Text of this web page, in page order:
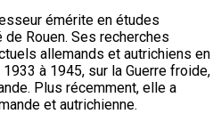
émérite en études
Rouen. Ses recherches
allemands et autrichiens en
à 1945, sur la Guerre froide,
Plus récemment, elle a
et autrichienne.